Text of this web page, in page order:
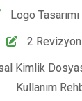
Logo
2 Revizyon
Kimlik
Kullanım